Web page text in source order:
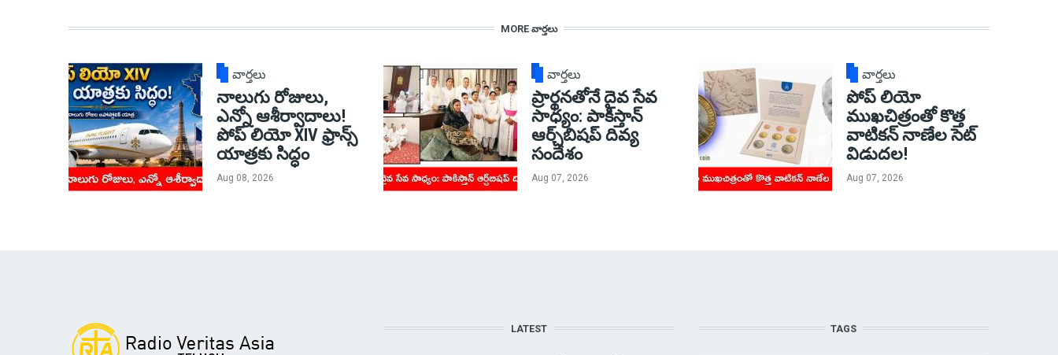
MORE వార్తలు
వార్తలు
నాలుగు రోజులు,
ఎన్నో ఆశీర్వాదాలు!
పోప్ లియో XIV ఫ్రాన్స్
యాత్రకు సిద్ధం
Aug 08, 2026
వార్తలు
ప్రార్థనతోనే దైవ సేవ
సాధ్యం: పాకిస్తాన్‌
ఆర్చ్‌బిషప్ దివ్య
సందేశం
Aug 07, 2026
వార్తలు
పోప్ లియో
ముఖచిత్రంతో కొత్త
వాటికన్ నాణేల సెట్
విడుదల!
Aug 07, 2026
LATEST TAGS